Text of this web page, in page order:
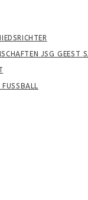
JSG
FUSSBALL